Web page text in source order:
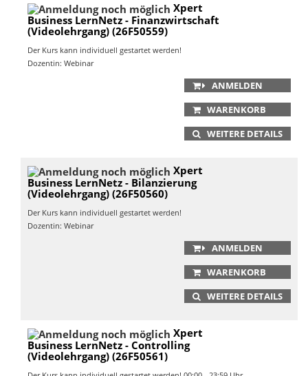
Xpert
Business LernNetz - Finanzwirtschaft
(Videolehrgang) (26F50559)
Der Kurs kann individuell gestartet werden!
Dozentin: Webinar
ANMELDEN
WARENKORB
WEITERE DETAILS
Xpert
Business LernNetz - Bilanzierung
(Videolehrgang) (26F50560)
Der Kurs kann individuell gestartet werden!
Dozentin: Webinar
ANMELDEN
WARENKORB
WEITERE DETAILS
Xpert
Business LernNetz - Controlling
(Videolehrgang) (26F50561)